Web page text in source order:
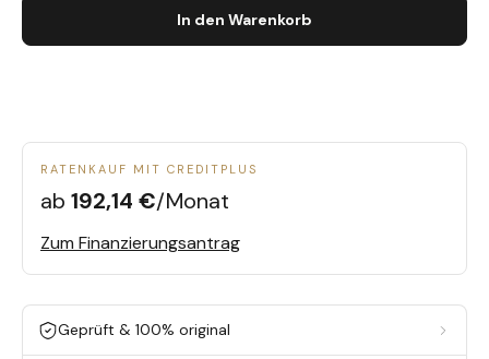
In den Warenkorb
RATENKAUF MIT CREDITPLUS
ab 192,14 €/Monat
Zum Finanzierungsantrag
Geprüft & 100% original